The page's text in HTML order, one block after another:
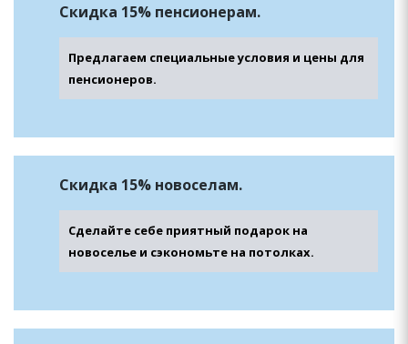
Скидка 15% пенсионерам.
Предлагаем специальные условия и цены для
пенсионеров.
Скидка 15% новоселам.
Сделайте себе приятный подарок на
новоселье и сэкономьте на потолках.